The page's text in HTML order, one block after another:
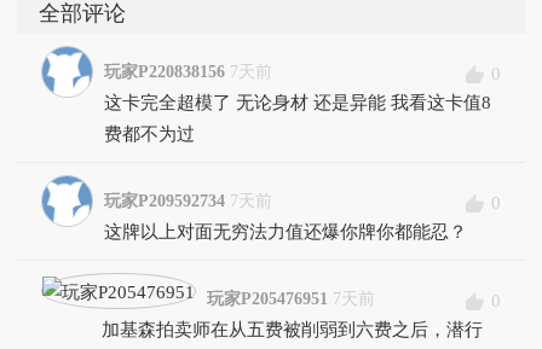
全部评论
玩家P220838156 7天前
0
这卡完全超模了 无论身材 还是异能 我看这卡值8
费都不为过
玩家P209592734 7天前
0
这牌以上对面无穷法力值还爆你牌你都能忍？
玩家P205476951 7天前
0
加基森拍卖师在从五费被削弱到六费之后，潜行